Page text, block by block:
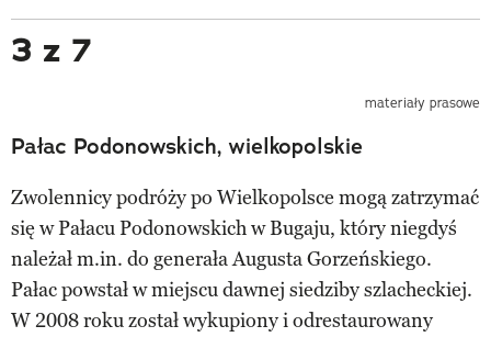
3 z 7
materiały prasowe
Pałac Podonowskich, wielkopolskie
Zwolennicy podróży po Wielkopolsce mogą zatrzymać
się w Pałacu Podonowskich w Bugaju, który niegdyś
należał m.in. do generała Augusta Gorzeńskiego.
Pałac powstał w miejscu dawnej siedziby szlacheckiej.
W 2008 roku został wykupiony i odrestaurowany